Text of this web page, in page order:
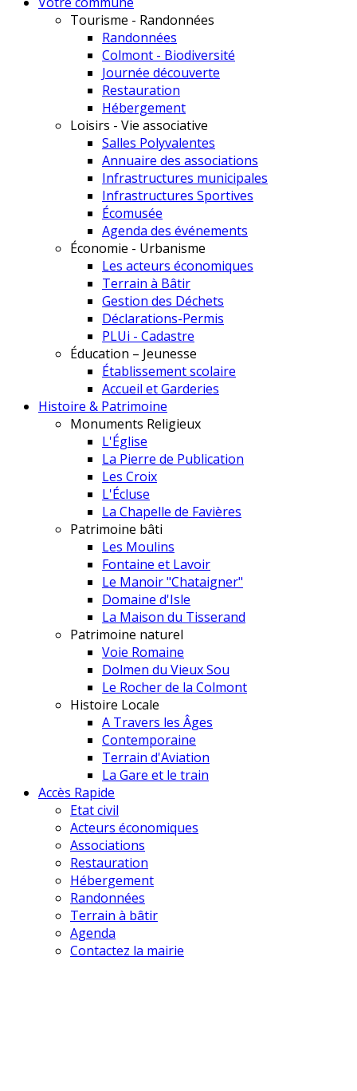
Tourisme - Randonnées
Randonnées
Colmont - Biodiversité
Journée découverte
Restauration
Hébergement
Loisirs - Vie associative
Salles Polyvalentes
Annuaire des associations
Infrastructures municipales
Infrastructures Sportives
Écomusée
Agenda des événements
Économie - Urbanisme
Les acteurs économiques
Terrain à Bâtir
Gestion des Déchets
Déclarations-Permis
PLUi - Cadastre
Éducation – Jeunesse
Établissement scolaire
Accueil et Garderies
Histoire & Patrimoine
Monuments Religieux
L'Église
La Pierre de Publication
Les Croix
L'Écluse
La Chapelle de Favières
Patrimoine bâti
Les Moulins
Fontaine et Lavoir
Le Manoir "Chataigner"
Domaine d'Isle
La Maison du Tisserand
Patrimoine naturel
Voie Romaine
Dolmen du Vieux Sou
Le Rocher de la Colmont
Histoire Locale
A Travers les Âges
Contemporaine
Terrain d'Aviation
La Gare et le train
Accès Rapide
Etat civil
Acteurs économiques
Associations
Restauration
Hébergement
Randonnées
Terrain à bâtir
Agenda
Contactez la mairie